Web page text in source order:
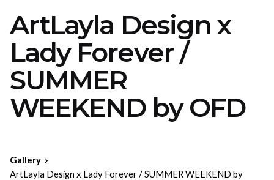
ArtLayla Design х
Lady Forever /
SUMMER
WEEKEND by OFD
Gallery
ArtLayla Design х Lady Forever / SUMMER WEEKEND by